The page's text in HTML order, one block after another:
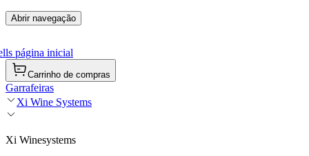
Abrir navegação
página inicial
Carrinho de compras
Garrafeiras
Xi Wine Systems
Xi Winesystems